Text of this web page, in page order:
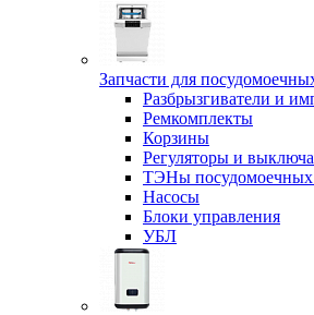
Запчасти для
Разбрызгиватели и
Ремкомплекты
Корзины
Регуляторы и
ТЭНы
Насосы
Блоки управления
УБЛ